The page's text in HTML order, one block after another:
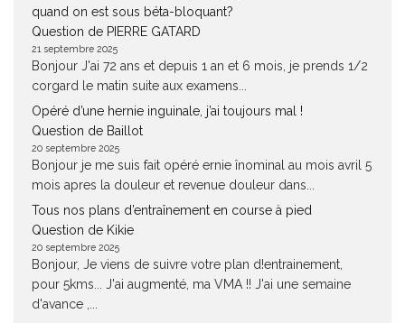
quand on est sous béta-bloquant?
Question de PIERRE GATARD
21 septembre 2025
Bonjour J'ai 72 ans et depuis 1 an et 6 mois, je prends 1/2
corgard le matin suite aux examens...
Opéré d’une hernie inguinale, j’ai toujours mal !
Question de Baillot
20 septembre 2025
Bonjour je me suis fait opéré ernie înominal au mois avril 5
mois apres la douleur et revenue douleur dans...
Tous nos plans d’entraînement en course à pied
Question de Kikie
20 septembre 2025
Bonjour, Je viens de suivre votre plan d!entrainement,
pour 5kms... J'ai augmenté, ma VMA !! J'ai une semaine
d'avance ,...